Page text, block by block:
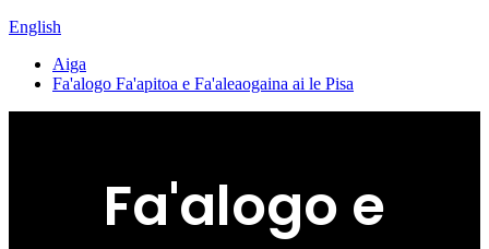
English
Aiga
Fa'alogo Fa'apitoa e Fa'aleaogaina ai le Pisa
Fa'alogo e